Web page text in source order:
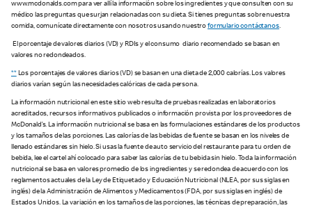
www.mcdonalds.com para ver allí la información sobre los ingredientes y que consulten con su
médico las preguntas que surjan relacionadas con su dieta. Si tienes preguntas sobre nuestra
comida, comunícate directamente con nosotros usando nuestroformulario contáctanos.
El porcentaje de valores diarios (VD) y RDIs y el consumo diario recomendado se basan en
valores no redondeados.
**Los porcentajes de valores diarios (VD) se basan en una dieta de 2,000 calorías. Los valores
diarios varían según las necesidades calóricas de cada persona.
La información nutricional en este sitio web resulta de pruebas realizadas en laboratorios
acreditados, recursos informativos publicados o información provista por los proveedores de
McDonald’s. La información nutricional se basa en las formulaciones estándares de los productos
y los tamaños de las porciones. Las calorías de las bebidas de fuente se basan en los niveles de
llenado estándares sin hielo. Si usas la fuente de auto servicio del restaurante para tu orden de
bebida, lee el cartel ahí colocado para saber las calorías de tu bebida sin hielo. Toda la información
nutricional se basa en valores promedio de los ingredientes y se redondea de acuerdo con los
reglamentos actuales de la Ley de Etiquetado y Educación Nutricional (NLEA, por sus siglas en
inglés) de la Administración de Alimentos y Medicamentos (FDA, por sus siglas en inglés) de
Estados Unidos. La variación en los tamaños de las porciones, las técnicas de preparación, las